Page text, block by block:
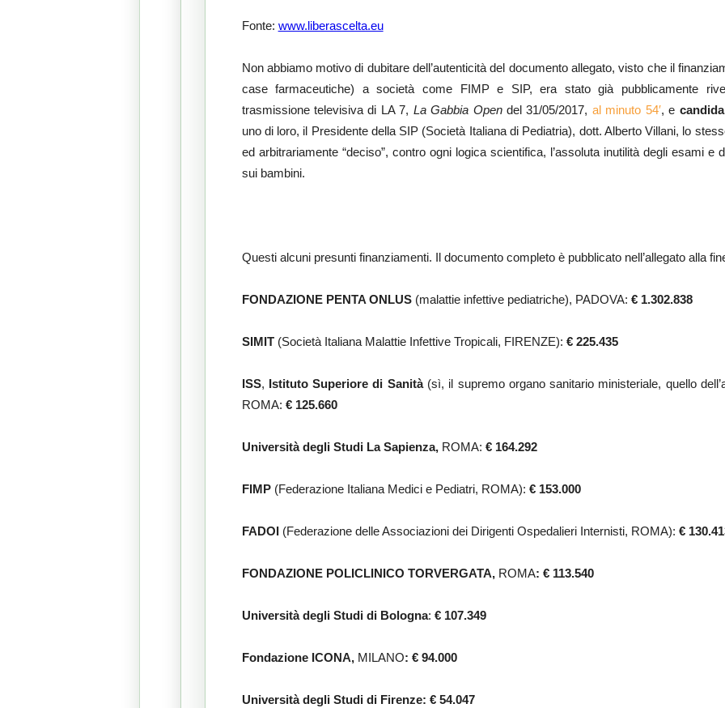
Fonte: www.liberascelta.eu
Non abbiamo motivo di dubitare dell’autenticità del documento allegato, visto che il
case farmaceutiche) a società come FIMP e SIP, era stato già pubblicamente
trasmissione televisiva di LA 7, La Gabbia Opendel 31/05/2017, al minuto 54′, e
uno di loro, il Presidente della SIP (Società Italiana di Pediatria), dott. Alberto Villani, lo
ed arbitrariamente “deciso”, contro ogni logica scientifica, l’assoluta inutilità degli esami e
sui bambini.
Questi alcuni presunti finanziamenti. Il documento completo è pubblicato nell’allegato alla
FONDAZIONE PENTA ONLUS(malattie infettive pediatriche), PADOVA: € 1.302.838
SIMIT(Società Italiana Malattie Infettive Tropicali, FIRENZE): € 225.435
ISS, Istituto Superiore di Sanità(sì, il supremo organo sanitario ministeriale, quello
ROMA: € 125.660
Università degli Studi La Sapienza, ROMA: € 164.292
FIMP(Federazione Italiana Medici e Pediatri, ROMA): € 153.000
FADOI(Federazione delle Associazioni dei Dirigenti Ospedalieri Internisti, ROMA): €
FONDAZIONE POLICLINICO TORVERGATA, ROMA: € 113.540
Università degli Studi di Bologna: € 107.349
Fondazione ICONA, MILANO: € 94.000
Università degli Studi di Firenze: € 54.047